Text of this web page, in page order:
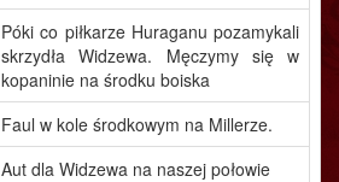
Póki co piłkarze Huraganu pozamykali
skrzydła Widzewa. Męczymy się w
kopaninie na środku boiska
Faul w kole środkowym na Millerze.
Aut dla Widzewa na naszej połowie